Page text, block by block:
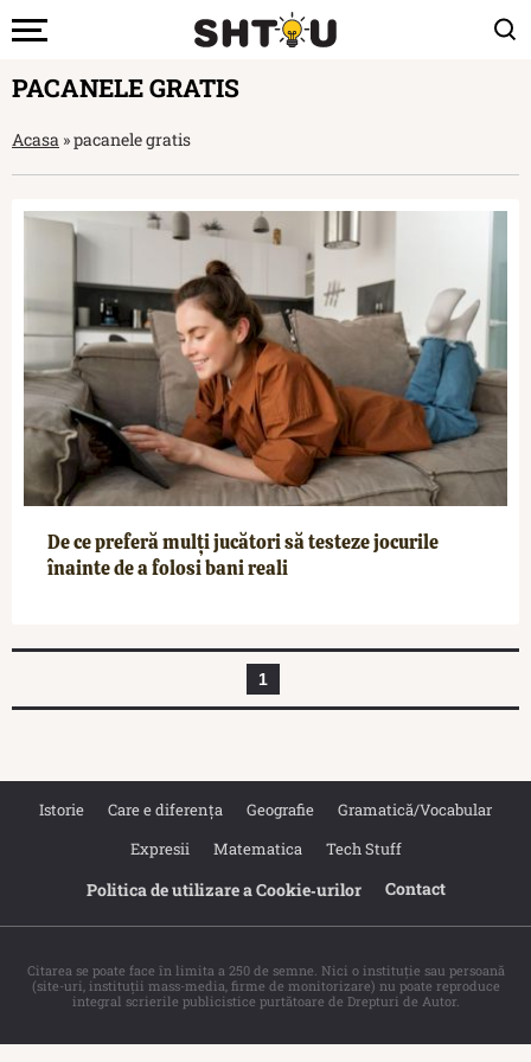
PACANELE GRATIS
Acasa »pacanele gratis
De ce preferă mulți jucători să testeze jocurile
înainte de a folosi bani reali
1
Istorie Care e diferența Geografie
Gramatică/Vocabular
Expresii
Matematica Tech Stuff
Politica de utilizare a Cookie‐urilor Contact
Citarea se poate face în limita a 250 de semne. Nici o instituţie sau persoană
(site-uri, instituţii mass-media, firme de monitorizare) nu poate reproduce
integral scrierile publicistice purtătoare de Drepturi de Autor.